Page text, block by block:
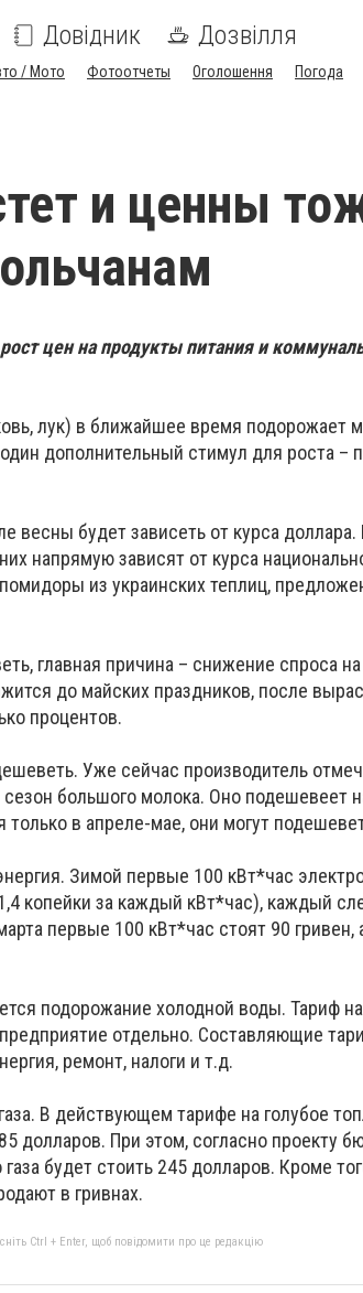
Довідник Дозвілля
/ Мото Фотоотчеты Оголошення Погода
и ценны
цен на продукты питания и
лук) в ближайшее время подорожает
дополнительный стимул для роста –
весны будет зависеть от курса доллара.
напрямую зависят от курса
из украинских теплиц,
главная причина – снижение спроса
до майских праздников, после
процентов.
Уже сейчас производитель
большого молока. Оно подешевеет
в апреле-мае, они могут
Зимой первые 100 кВт*час
копейки за каждый кВт*час), каждый
первые 100 кВт*час стоят 90
подорожание холодной воды. Тариф на
отдельно. Составляющие
ремонт, налоги и т.д.
В действующем тарифе на голубое
долларов. При этом, согласно проекту
будет стоить 245 долларов. Кроме
в гривнах.
Ctrl + Enter, щоб повідомити про це редакцію